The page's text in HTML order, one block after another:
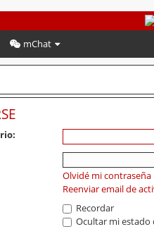
mChat
Olvidé mi contraseña
Reenviar email de
Recordar
Ocultar mi estado